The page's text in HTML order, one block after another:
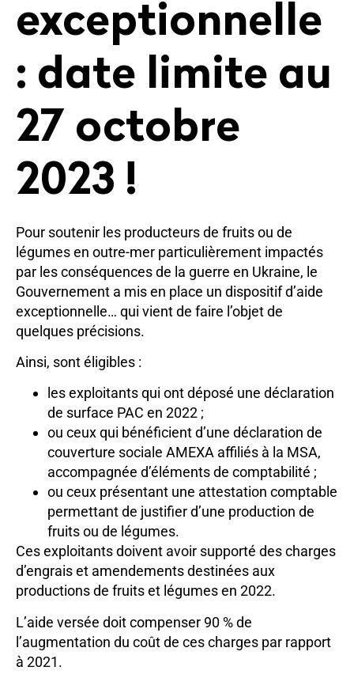
exceptionnelle
: date limite au
27 octobre
2023 !
Pour soutenir les producteurs de fruits ou de
légumes en outre-mer particulièrement impactés
par les conséquences de la guerre en Ukraine, le
Gouvernement a mis en place un dispositif d’aide
exceptionnelle… qui vient de faire l’objet de
quelques précisions.
Ainsi, sont éligibles :
les exploitants qui ont déposé une déclaration
de surface PAC en 2022 ;
ou ceux qui bénéficient d’une déclaration de
couverture sociale AMEXA affiliés à la MSA,
accompagnée d’éléments de comptabilité ;
ou ceux présentant une attestation comptable
permettant de justifier d’une production de
fruits ou de légumes.
Ces exploitants doivent avoir supporté des charges
d’engrais et amendements destinées aux
productions de fruits et légumes en 2022.
L’aide versée doit compenser 90 % de
l’augmentation du coût de ces charges par rapport
à 2021.